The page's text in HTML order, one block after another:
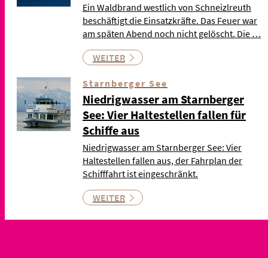
Ein Waldbrand westlich von Schneizlreuth
beschäftigt die Einsatzkräfte. Das Feuer war
am späten Abend noch nicht gelöscht. Die …
WEITER
Starnberger See
Niedrigwasser am Starnberger
See: Vier Haltestellen fallen für
Schiffe aus
Niedrigwasser am Starnberger See: Vier
Haltestellen fallen aus, der Fahrplan der
Schifffahrt ist eingeschränkt.
WEITER